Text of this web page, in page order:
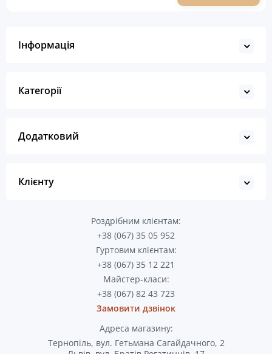
Інформація
Категорії
Додатковий
Клієнту
Роздрібним клієнтам:
+38 (067) 35 05 952
Гуртовим клієнтам:
+38 (067) 35 12 221
Майстер-класи:
+38 (067) 82 43 723
Замовити дзвінок
Адреса магазину:
Тернопіль, вул. Гетьмана Сагайдачного, 2